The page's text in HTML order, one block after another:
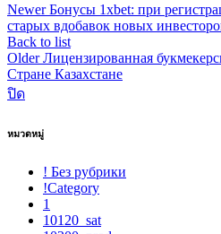
Newer Бонусы 1xbet: при
старых вдобавок новых
Back to list
Older Лицензированная
Стране Казахстане
ปิด
หมวดหมู่
! Без рубрики
!Category
1
10120_sat